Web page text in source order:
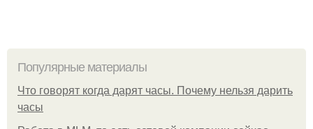
Популярные материалы
Что говорят когда дарят часы. Почему нельзя дарить
часы